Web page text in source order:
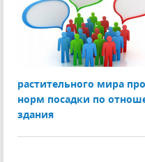
растительного мира
норм посадки по
здания